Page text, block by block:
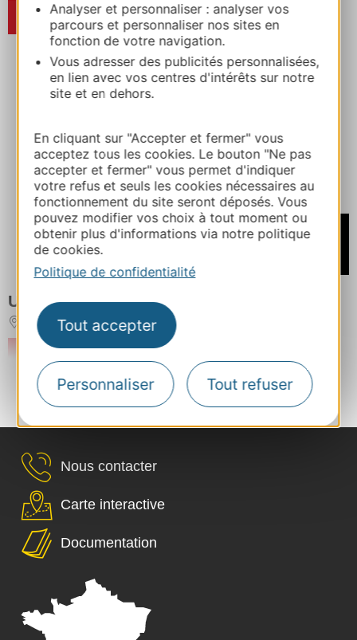
Analyser et personnaliser : analyser vos
parcours et personnaliser nos sites en
fonction de votre navigation.
Vous adresser des publicités personnalisées,
en lien avec vos centres d'intérêts sur notre
site et en dehors.
En cliquant sur "Accepter et fermer" vous
acceptez tous les cookies. Le bouton "Ne pas
accepter et fermer" vous permet d'indiquer
votre refus et seuls les cookies nécessaires au
fonctionnement du site seront déposés. Vous
pouvez modifier vos choix à tout moment ou
obtenir plus d'informations via notre politique
de cookies.
Politique de confidentialité
Tout accepter
Personnaliser Tout refuser
RÉSERVER
1500€
URBANHOUSE
TOULOUSE
Plus de résultats
Nous contacter
Carte interactive
Documentation